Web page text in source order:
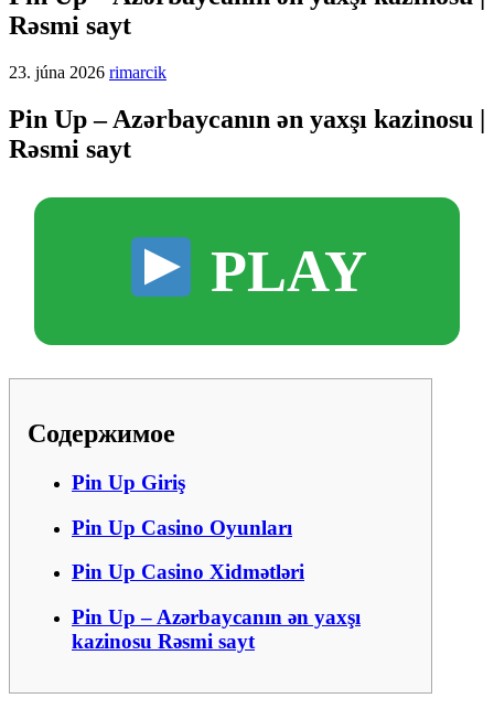
Rəsmi sayt
23. júna 2026 rimarcik
Pin Up – Azərbaycanın ən yaxşı kazinosu |
Rəsmi sayt
PLAY
Содержимое
Pin Up Giriş
Pin Up Casino Oyunları
Pin Up Casino Xidmətləri
Pin Up – Azərbaycanın ən yaxşı
kazinosu Rəsmi sayt